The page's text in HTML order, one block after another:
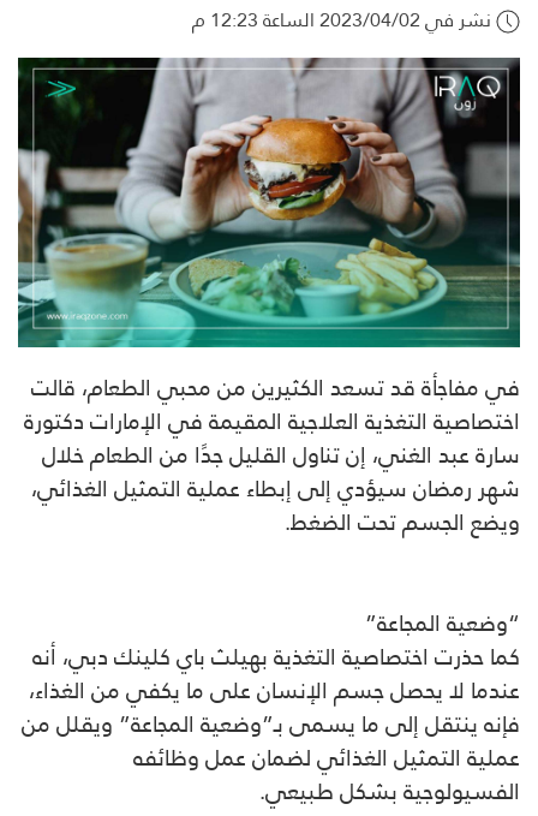
نشر في 2023/04/02 الساعة 12:23 م
في مفاجأة قد تسعد الكثيرين من محبي الطعام، قالت
اختصاصية التغذية العلاجية المقيمة في الإمارات دكتورة
سارة عبد الغني، إن تناول القليل جدًا من الطعام خلال
شهر رمضان سيؤدي إلى إبطاء عملية التمثيل الغذائي،
ويضع الجسم تحت الضغط.
“وضعية المجاعة”
كما حذرت اختصاصية التغذية بهيلث باي كلينك دبي، أنه
عندما لا يحصل جسم الإنسان على ما يكفي من الغذاء،
فإنه ينتقل إلى ما يسمى بـ”وضعية المجاعة” ويقلل من
عملية التمثيل الغذائي لضمان عمل وظائفه
الفسيولوجية بشكل طبيعي.